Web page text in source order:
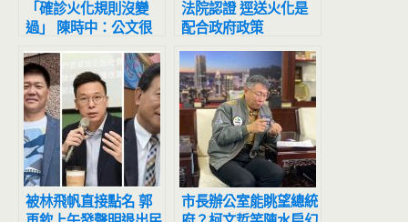
「確診火化規則沒變
過」 陳時中：公文很
容易讓大家誤解
法院認證 逕送火化是
配合政府政策
被林飛帆直接點名 郭
市長辦公室能眺望總統